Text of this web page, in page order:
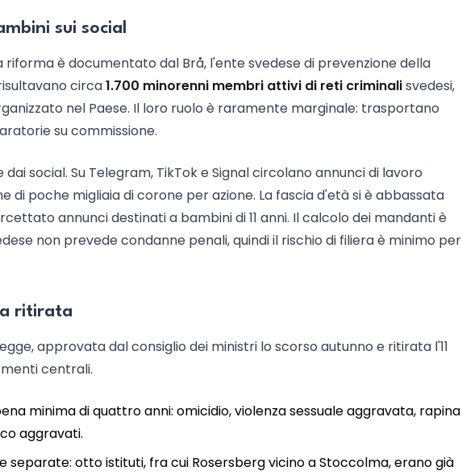
sui social
è documentato dal Brå, l'ente svedese di prevenzione della
circa1.700 minorenni membri attivi di reti criminalisvedesi,
nel Paese. Il loro ruolo è raramente marginale: trasportano
su commissione.
social. Su Telegram, TikTok e Signal circolano annunci di lavoro
di poche migliaia di corone per azione. La fascia d'età si è abbassata
annunci destinati a bambini di 11 anni. Il calcolo dei mandanti è
non prevede condanne penali, quindi il rischio di filiera è minimo per
ritirata
approvata dal consiglio dei ministri lo scorso autunno e ritirata l'11
centrali.
minima di quattro anni: omicidio, violenza sessuale aggravata, rapina
aggravati.
separate: otto istituti, fra cui Rosersberg vicino a Stoccolma, erano già